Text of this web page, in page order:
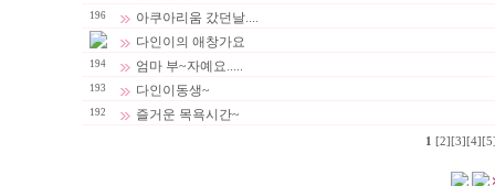
196
아쿠아리움 갔던날....
다인이의 애창가요
194 엄마 부~자예요.....
193 다인이동생~
192 즐거운 목욕시간~
1 [2] [3] [4]